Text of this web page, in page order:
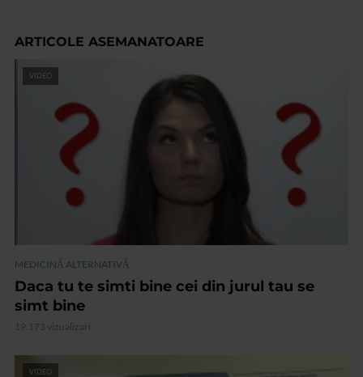
ARTICOLE ASEMANATOARE
VIDEO
MEDICINĂ ALTERNATIVĂ
Daca tu te simti bine cei din jurul tau se
simt bine
19.173 vizualizari
VIDEO